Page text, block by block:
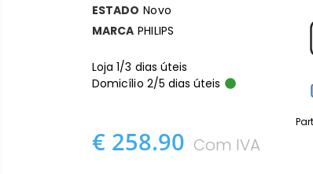
ESTADO Novo
MARCA PHILIPS
Loja 1/3 dias úteis
Domicílio 2/5 dias úteis
€ 258.90 Com IVA